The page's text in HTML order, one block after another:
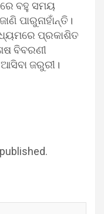
ବହୁ ସମୟ
ପାରୁନାହାଁନ୍ତି।
ପ୍ରକାଶିତ
ବିବରଣୀ
ଜରୁରୀ।